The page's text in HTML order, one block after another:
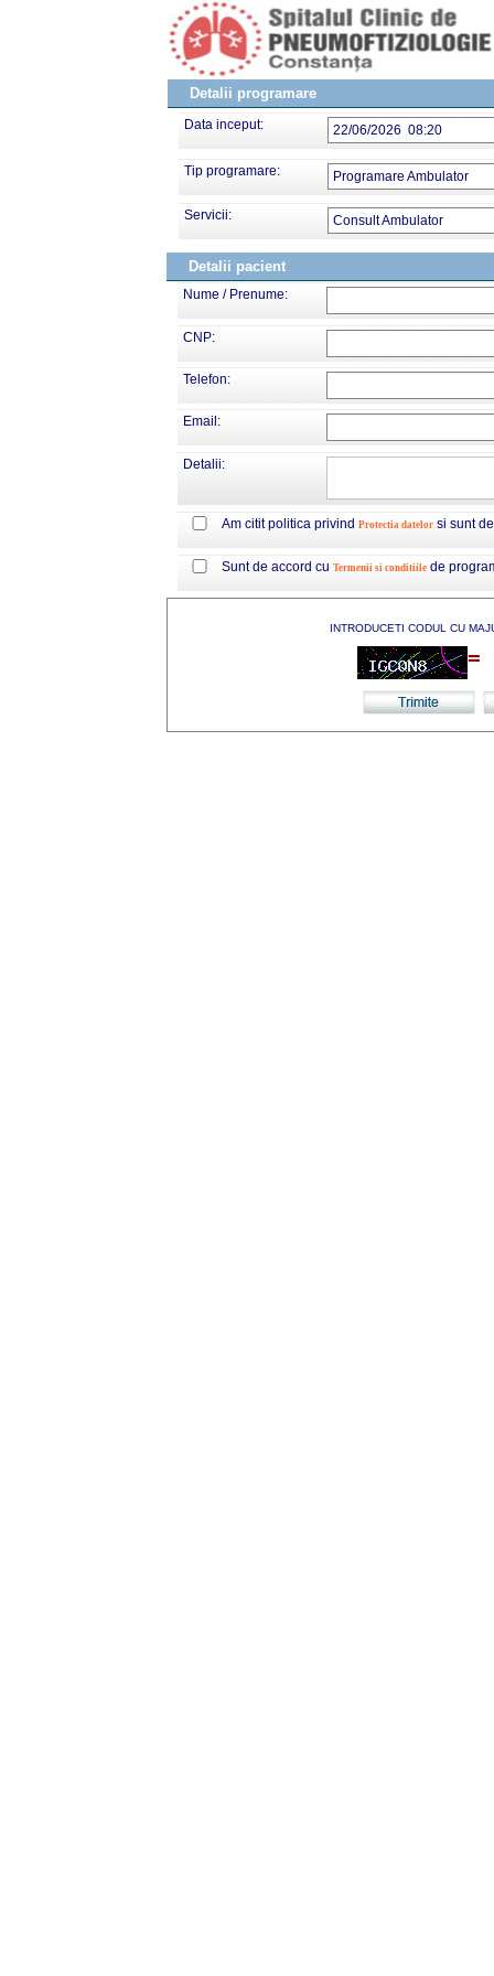
Detalii programare
Data inceput: 22/06/2026 08:20
Tip programare: Programare Ambulator
Servicii: Consult Ambulator
Detalii pacient
Nume / Prenume:
CNP:
Telefon:
Email:
Detalii:
Am citit politica privind Protectia datelor si sunt
Sunt de accord cu Termenii si conditiile de
INTRODUCETI CODUL CU
=